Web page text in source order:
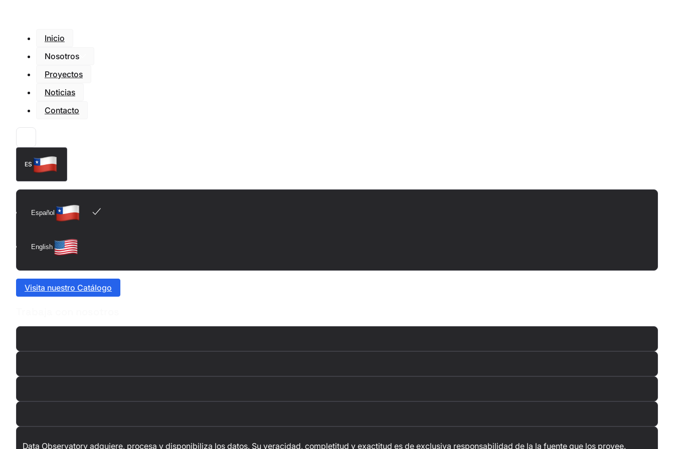
Inicio
Nosotros
Proyectos
Noticias
Contacto
ES
Español
English
Visita nuestro Catálogo
Data Observatory adquiere, procesa y disponibiliza los datos. Su veracidad, completitud y exactitud es de exclusiva responsabilidad de la la fuente que los provee.